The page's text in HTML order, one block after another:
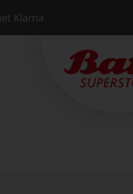
Klarna